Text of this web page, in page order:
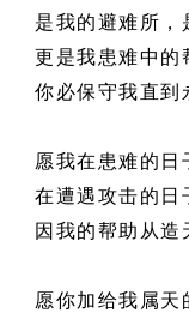
是我的避难所，
更是我患难中的
你必保守我直到
愿我在患难的日
在遭遇攻击的日
因我的帮助 从造
愿你加给我属天